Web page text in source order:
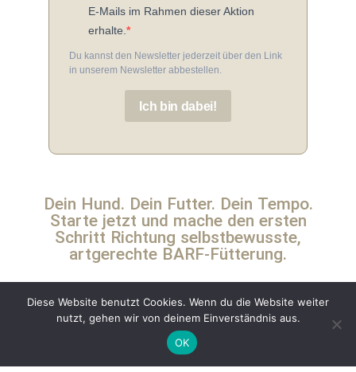
E-Mails im Rahmen dieser Aktion
erhalte.
Du kannst den Newsletter jederzeit über den Link
in unserem Newsletter abbestellen.
Ich bin dabei!
Dein Hund. Dein Futter. Dein Tempo.
Starte jetzt und mache den ersten
Schritt Richtung selbstbewusste,
artgerechte BARF-Fütterung.
Diese Website benutzt Cookies. Wenn du die Website weiter
nutzt, gehen wir von deinem Einverständnis aus.
OK